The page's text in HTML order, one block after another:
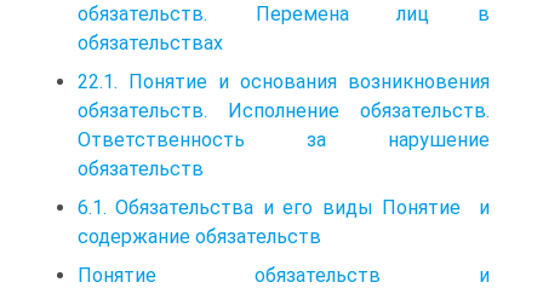
обязательств. Перемена лиц в
обязательствах
22.1. Понятие и основания возникновения
обязательств. Исполнение обязательств.
Ответственность за нарушение
обязательств
6.1. Обязательства и его виды Понятие и
содержание обязательств
Понятие обязательств и